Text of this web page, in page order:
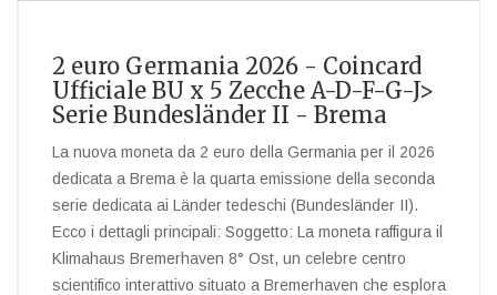
2 euro Germania 2026 - Coincard
Ufficiale BU x 5 Zecche A-D-F-G-J>
Serie Bundesländer II - Brema
La nuova moneta da 2 euro della Germania per il 2026
dedicata a Brema è la quarta emissione della seconda
serie dedicata ai Länder tedeschi (Bundesländer II).
Ecco i dettagli principali: Soggetto: La moneta raffigura il
Klimahaus Bremerhaven 8° Ost, un celebre centro
scientifico interattivo situato a Bremerhaven che esplora